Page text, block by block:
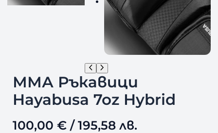
ММА Ръкавици
Hayabusa 7oz Hybrid
100,00 €/ 195,58 лв.